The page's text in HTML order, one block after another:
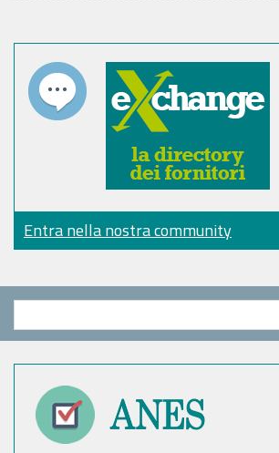
Entra nella nostra community